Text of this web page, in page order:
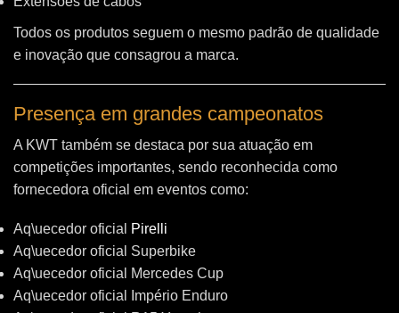
Todos os produtos seguem o mesmo padrão de qualidade
e inovação que consagrou a marca.
Presença em grandes campeonatos
A KWT também se destaca por sua atuação em
competições importantes, sendo reconhecida como
fornecedora oficial em eventos como:
Aq\uecedor oficial
Pirelli
Aq\uecedor oficial Superbike
Aq\uecedor oficial Mercedes Cup
Aq\uecedor oficial Império Enduro